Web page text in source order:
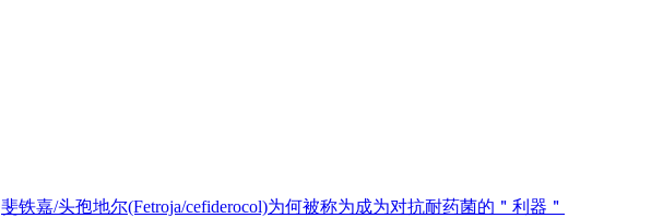
斐铁嘉/头孢地尔(Fetroja/cefiderocol)为何被称为成为对抗耐药菌的＂利器＂